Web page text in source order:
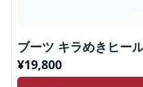
ブーツ キラめきヒー
¥19,800